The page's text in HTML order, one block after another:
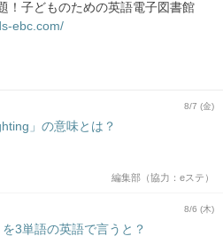
！子どものための英語電子図書館
ebc.com/
8/7 (金)
」の意味とは？
編集部（協力：eステ）
8/6 (木)
を3単語の英語で言うと？